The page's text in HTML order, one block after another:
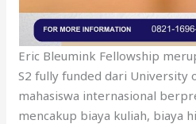
Eric Bleumink Fellowship
S2 fully funded dari University
mahasiswa internasional
mencakup biaya kuliah, biaya